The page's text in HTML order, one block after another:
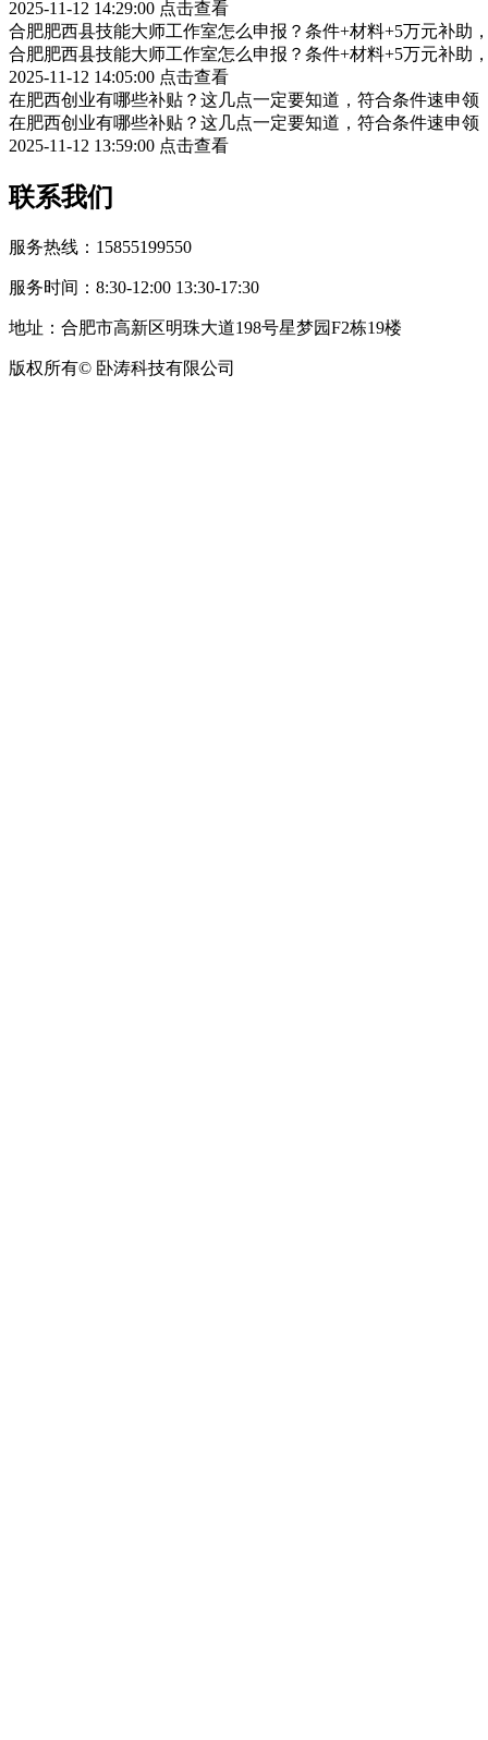
2025-11-12 14:29:00 点击查看
合肥肥西县技能大师工作室怎么申报？条件+材料+5万元补助
合肥肥西县技能大师工作室怎么申报？条件+材料+5万元补助
2025-11-12 14:05:00 点击查看
在肥西创业有哪些补贴？这几点一定要知道，符合条件速申领
在肥西创业有哪些补贴？这几点一定要知道，符合条件速申领
2025-11-12 13:59:00 点击查看
联系我们
服务热线：15855199550
服务时间：8:30-12:00 13:30-17:30
地址：合肥市高新区明珠大道198号星梦园F2栋19楼
版权所有© 卧涛科技有限公司